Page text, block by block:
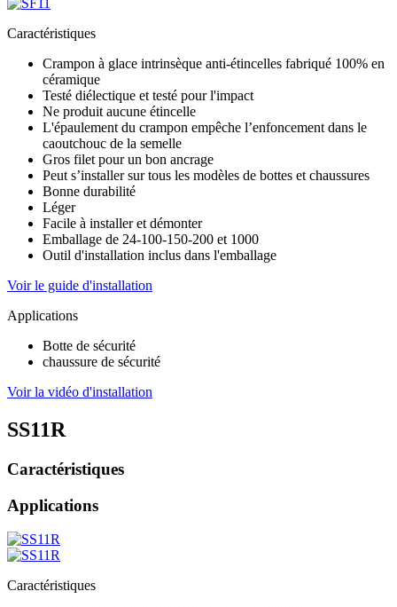
Caractéristiques
Crampon à glace intrinsèque anti-étincelles fabriqué 100% en
céramique
Testé diélectique et testé pour l'impact
Ne produit aucune étincelle
L'épaulement du crampon empêche l’enfoncement dans le
caoutchouc de la semelle
Gros filet pour un bon ancrage
Peut s’installer sur tous les modèles de bottes et chaussures
Bonne durabilité
Léger
Facile à installer et démonter
Emballage de 24-100-150-200 et 1000
Outil d'installation inclus dans l'emballage
Voir le guide d'installation
Applications
Botte de sécurité
chaussure de sécurité
Voir la vidéo d'installation
SS11R
Caractéristiques
Applications
Caractéristiques